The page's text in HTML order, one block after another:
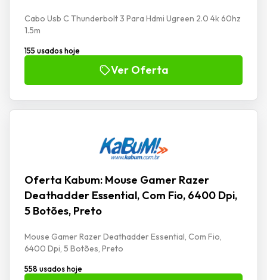
Cabo Usb C Thunderbolt 3 Para Hdmi Ugreen 2.0 4k 60hz
1.5m
155 usados hoje
Ver Oferta
Oferta Kabum: Mouse Gamer Razer
Deathadder Essential, Com Fio, 6400 Dpi,
5 Botões, Preto
Mouse Gamer Razer Deathadder Essential, Com Fio,
6400 Dpi, 5 Botões, Preto
558 usados hoje